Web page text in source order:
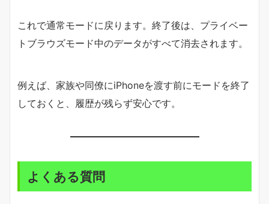
これで通常モードに戻ります。終了後は、プライベー
トブラウズモード中のデータがすべて消去されます。
例えば、家族や同僚にiPhoneを渡す前にモードを終了
しておくと、履歴が残らず安心です。
よくある質問